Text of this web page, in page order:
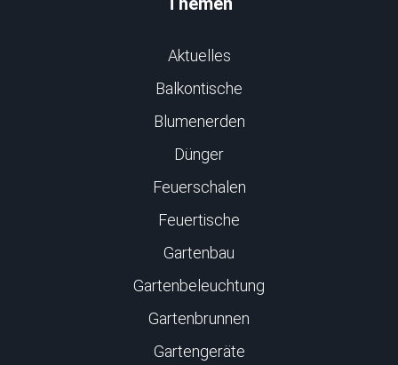
Aktuelles
Balkontische
Blumenerden
Dünger
Feuerschalen
Feuertische
Gartenbau
Gartenbeleuchtung
Gartenbrunnen
Gartengeräte